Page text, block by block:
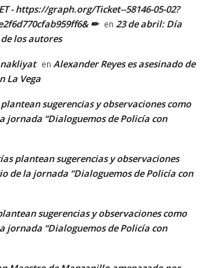
- https://graph.org/Ticket--58146-05-02?
✏ en 23 de abril: Día
los autores
en Alexander Reyes es asesinado de
La Vega
sugerencias y observaciones como
jornada “Dialoguemos de Policía con
plantean sugerencias y observaciones
de la jornada “Dialoguemos de Policía con
sugerencias y observaciones como
jornada “Dialoguemos de Policía con